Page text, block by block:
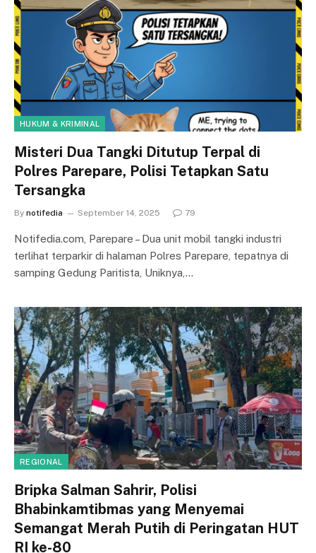
HUKUM & KRIMINAL
Misteri Dua Tangki Ditutup Terpal di
Polres Parepare, Polisi Tetapkan Satu
Tersangka
By notifedia September 14, 2025 79
Notifedia.com, Parepare – Dua unit mobil tangki industri
terlihat terparkir di halaman Polres Parepare, tepatnya di
samping Gedung Paritista, Uniknya,…
REGIONAL
Bripka Salman Sahrir, Polisi
Bhabinkamtibmas yang Menyemai
Semangat Merah Putih di Peringatan HUT
RI ke-80